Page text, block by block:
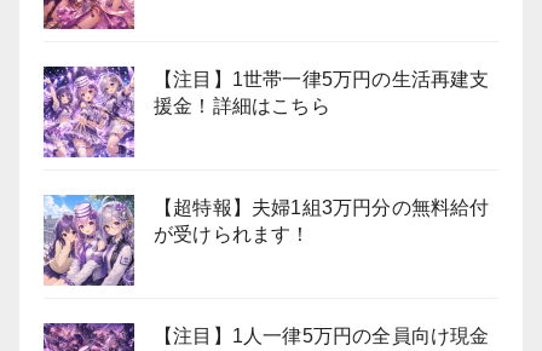
【注目】1世帯一律5万円の生活再建支
援金！詳細はこちら
【超特報】夫婦1組3万円分の無料給付
が受けられます！
【注目】1人一律5万円の全員向け現金